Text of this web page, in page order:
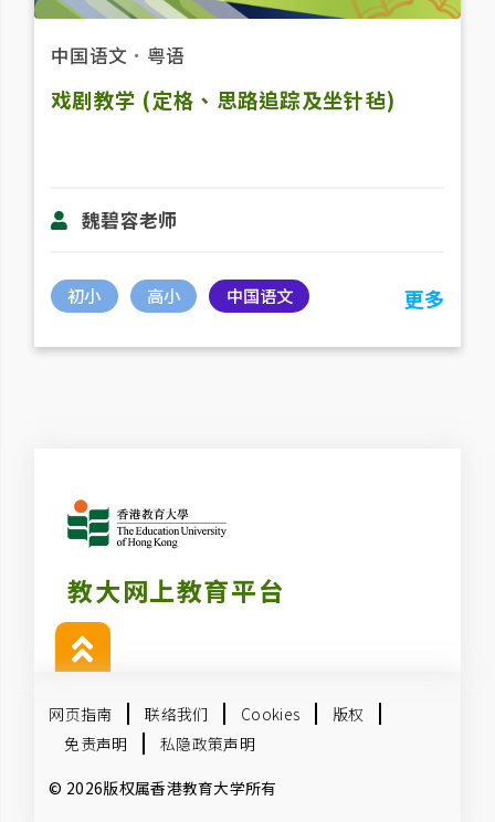
中国语文 ． 粤语
戏剧教学 (定格、思路追踪及坐针毡)
魏碧容老师
初小 高小 中国语文 更多
教大网上教育平台
网页指南 联络我们 Cookies
版权
免责声明
私隐政策声明
© 2026版权属香港教育大学所有